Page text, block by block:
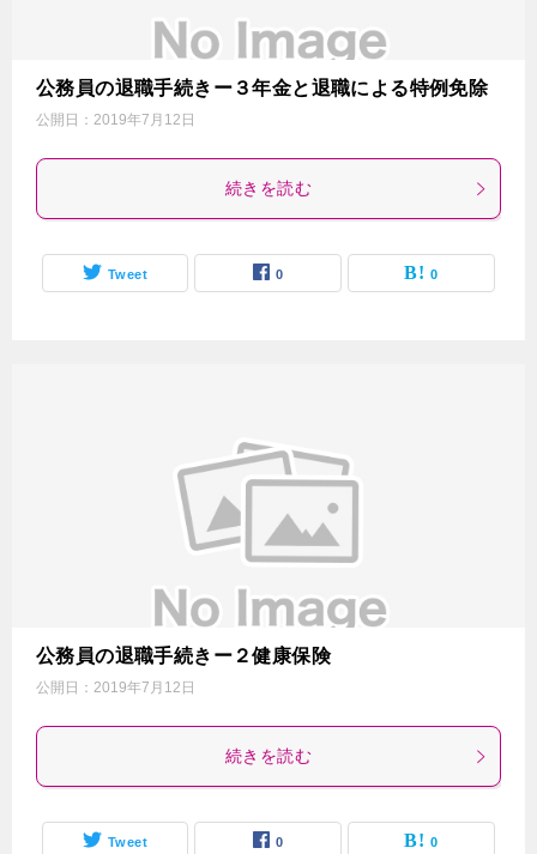
公務員の退職手続きー３年金と退職による特例免除
公開日： 2019年7月12日
続きを読む
Tweet 0 0
公務員の退職手続きー２健康保険
公開日： 2019年7月12日
続きを読む
Tweet 0 0